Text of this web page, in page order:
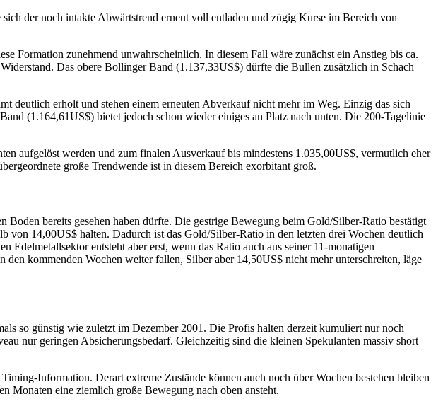
der noch intakte Abwärtstrend erneut voll entladen und zügig Kurse im Bereich von
Formation zunehmend unwahrscheinlich. In diesem Fall wäre zunächst ein Anstieg bis ca.
Das obere Bollinger Band (1.137,33US$) dürfte die Bullen zusätzlich in Schach
deutlich erholt und stehen einem erneuten Abverkauf nicht mehr im Weg. Einzig das sich
(1.164,61US$) bietet jedoch schon wieder einiges an Platz nach unten. Die 200-Tagelinie
aufgelöst werden und zum finalen Ausverkauf bis mindestens 1.035,00US$, vermutlich eher
große Trendwende ist in diesem Bereich exorbitant groß.
bereits gesehen haben dürfte. Die gestrige Bewegung beim Gold/Silber-Ratio bestätigt
von 14,00US$ halten. Dadurch ist das Gold/Silber-Ratio in den letzten drei Wochen deutlich
entsteht aber erst, wenn das Ratio auch aus seiner 11-monatigen
kommenden Wochen weiter fallen, Silber aber 14,50US$ nicht mehr unterschreiten, läge
so günstig wie zuletzt im Dezember 2001. Die Profis halten derzeit kumuliert nur noch
nur geringen Absicherungsbedarf. Gleichzeitig sind die kleinen Spekulanten massiv short
Information. Derart extreme Zustände können auch noch über Wochen bestehen bleiben
Monaten eine ziemlich große Bewegung nach oben ansteht.